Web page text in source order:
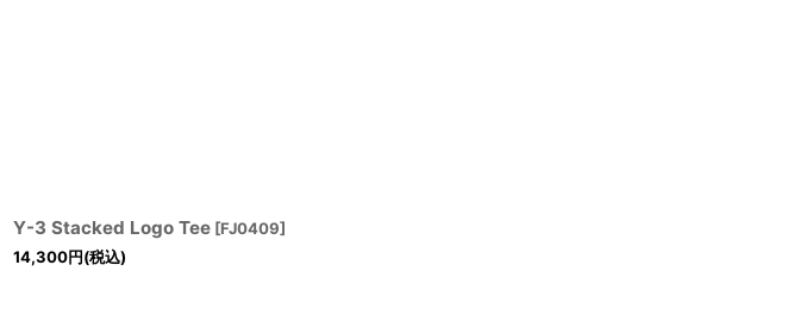
Y-3 Stacked Logo Tee [FJ0409]
14,300円(税込)